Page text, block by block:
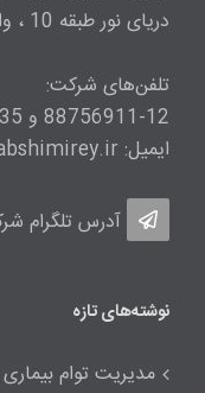
دریای نور طبقه 10 ، واحد 1001
تلفن‌های شرکت:
88756911-12 و 35 - 88733034
ایمیل: info@mahabshimirey.ir
آدرس تلگرام
نوشته‌های تازه
مدیریت توام